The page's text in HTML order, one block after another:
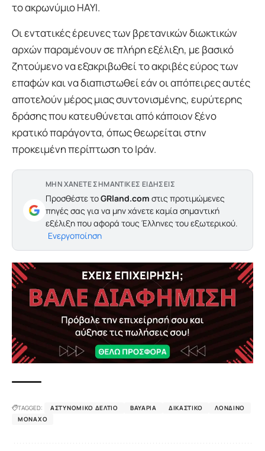
το ακρωνύμιο HAYI.
Οι εντατικές έρευνες των βρετανικών διωκτικών
αρχών παραμένουν σε πλήρη εξέλιξη, με βασικό
ζητούμενο να εξακριβωθεί το ακριβές εύρος των
επαφών και να διαπιστωθεί εάν οι απόπειρες αυτές
αποτελούν μέρος μιας συντονισμένης, ευρύτερης
δράσης που κατευθύνεται από κάποιον ξένο
κρατικό παράγοντα, όπως θεωρείται στην
προκειμένη περίπτωση το Ιράν.
ΜΗΝ ΧΑΝΕΤΕ ΣΗΜΑΝΤΙΚΕΣ ΕΙΔΗΣΕΙΣ
Προσθέστε τοGRland.com στις προτιμώμενες
πηγές σας για να μην χάνετε καμία σημαντική
εξέλιξη που αφορά τους Έλληνες του εξωτερικού.
Ενεργοποίηση
TAGGED: ΑΣΤΥΝΟΜΙΚΌ ΔΕΛΤΊΟ ΒΑΥΑΡΊΑ ΔΙΚΑΣΤΙΚΌ
ΛΟΝΔΊΝΟ
ΜΌΝΑΧΟ